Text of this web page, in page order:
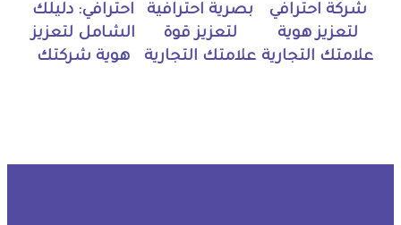
شركة احترافي
لتعزيز هوية
علامتك التجارية
بصرية احترافية
لتعزيز قوة
علامتك التجارية
احترافي: دليلك
الشامل لتعزيز
هوية شركتك